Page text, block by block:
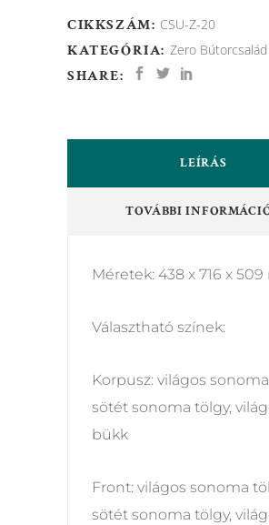
CIKKSZÁM: CSU-Z-20
KATEGÓRIA: Zero Bútorcsalád
SHARE:
LEÍRÁS
TOVÁBBI
Méretek: 438 x 716 x
Választható színek:
Korpusz: világos
sötét sonoma tölgy,
bükk
Front: világos sonoma
sötét sonoma tölgy,